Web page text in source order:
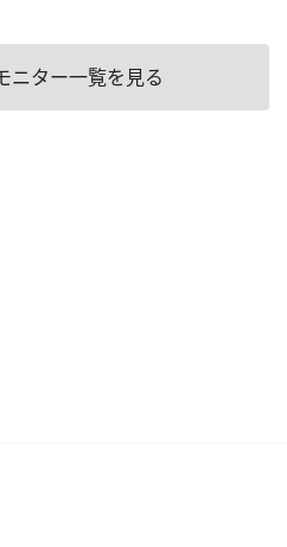
ニター一覧を見る